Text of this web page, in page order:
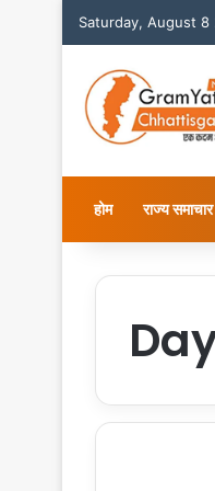
Saturday, August 8
होम राज्य समाचार